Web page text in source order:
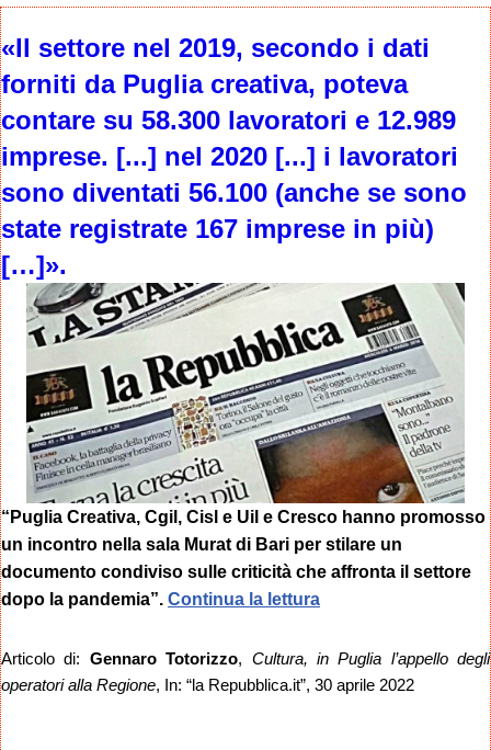
«Il settore nel 2019, secondo i dati
forniti da Puglia creativa, poteva
contare su 58.300 lavoratori e 12.989
imprese. [...] nel 2020 [...] i lavoratori
sono diventati 56.100 (anche se sono
state registrate 167 imprese in più)
[…]».
“Puglia Creativa, Cgil, Cisl e Uil e Cresco hanno promosso
un incontro nella sala Murat di Bari per stilare un
documento condiviso sulle criticità che affronta il settore
dopo la pandemia”. Continua la lettura
Articolo di: Gennaro Totorizzo, Cultura, in Puglia l’appello degli
operatori alla Regione, In: “la Repubblica.it”, 30 aprile 2022